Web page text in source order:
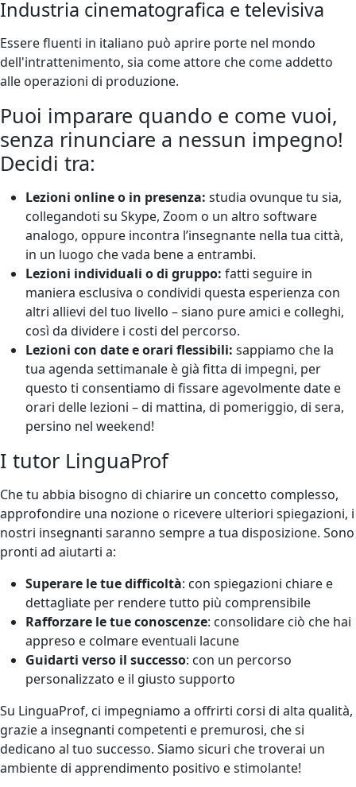
Industria cinematografica e televisiva
Essere fluenti in italiano può aprire porte nel mondo
dell'intrattenimento, sia come attore che come addetto
alle operazioni di produzione.
Puoi imparare quando e come vuoi,
senza rinunciare a nessun impegno!
Decidi tra:
Lezioni online o in presenza: studia ovunque tu sia,
collegandoti su Skype, Zoom o un altro software
analogo, oppure incontra l’insegnante nella tua città,
in un luogo che vada bene a entrambi.
Lezioni individuali o di gruppo: fatti seguire in
maniera esclusiva o condividi questa esperienza con
altri allievi del tuo livello – siano pure amici e colleghi,
così da dividere i costi del percorso.
Lezioni con date e orari flessibili: sappiamo che la
tua agenda settimanale è già fitta di impegni, per
questo ti consentiamo di fissare agevolmente date e
orari delle lezioni – di mattina, di pomeriggio, di sera,
persino nel weekend!
I tutor LinguaProf
Che tu abbia bisogno di chiarire un concetto complesso,
approfondire una nozione o ricevere ulteriori spiegazioni, i
nostri insegnanti saranno sempre a tua disposizione. Sono
pronti ad aiutarti a:
Superare le tue difficoltà: con spiegazioni chiare e
dettagliate per rendere tutto più comprensibile
Rafforzare le tue conoscenze: consolidare ciò che hai
appreso e colmare eventuali lacune
Guidarti verso il successo: con un percorso
personalizzato e il giusto supporto
Su LinguaProf, ci impegniamo a offrirti corsi di alta qualità,
grazie a insegnanti competenti e premurosi, che si
dedicano al tuo successo. Siamo sicuri che troverai un
ambiente di apprendimento positivo e stimolante!